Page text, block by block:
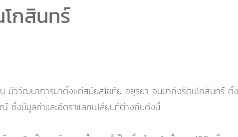
กสินทร์
มีวิวัฒนาการมาตั้งแต่สมัยสุโขทัย อยุธยา จนมาถึงรัตนโกสินทร์ ตั้
งมีมูลค่าและอัตราแลกเปลี่ยนที่ต่างกันดังนี้